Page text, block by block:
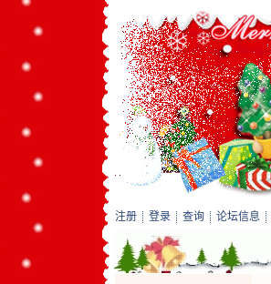
注册 登录 查询 论坛信息